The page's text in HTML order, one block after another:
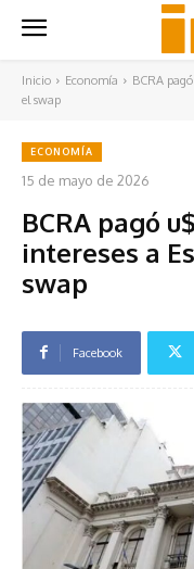
Inicio Economía
BCRA
el swap
ECONOMÍA
15 de mayo de 2026
BCRA pagó
intereses a
swap
Facebook